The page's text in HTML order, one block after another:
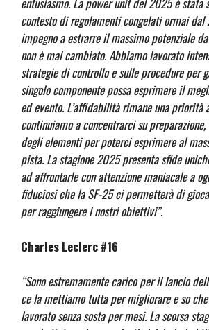
contesto di regolamenti congelati ormai
impegno a estrarre il massimo potenziale
non è mai cambiato. Abbiamo lavorato
strategie di controllo e sulle procedure per
singolo componente possa esprimere il
ed evento. L’affidabilità rimane una priorità
continuiamo a concentrarci su
degli elementi per poterci esprimere al
pista. La stagione 2025 presenta sfide
ad affrontarle con attenzione maniacale a
fiduciosi che la SF-25 ci permetterà di
per raggiungere i nostri obiettivi”.
Charles Leclerc #16
“Sono estremamente carico per il lancio
ce la mettiamo tutta per migliorare e so
lavorato senza sosta per mesi. La scorsa